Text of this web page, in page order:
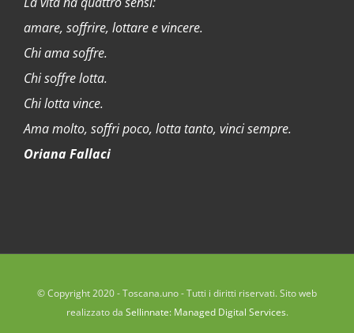
amare, soffrire, lottare e vincere.
Chi ama soffre.
Chi soffre lotta.
Chi lotta vince.
Ama molto, soffri poco, lotta tanto, vinci sempre.
Oriana Fallaci
© Copyright 2020 - Toscana.uno - Tutti i diritti riservati. Sito web
realizzato da Sellinnate: Managed Digital Services.